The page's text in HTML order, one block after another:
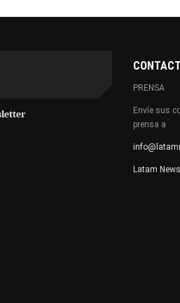
PRENSA
Envíe sus
prensa a
Latam